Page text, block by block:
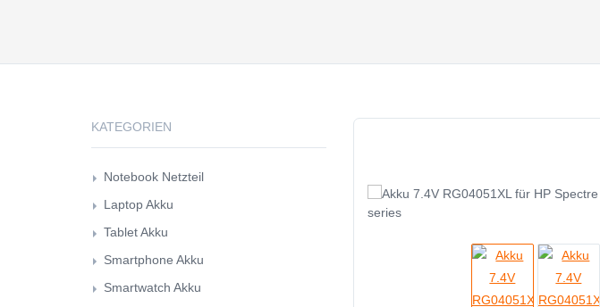
KATEGORIEN
Notebook Netzteil
Laptop Akku
Tablet Akku
Smartphone Akku
Smartwatch Akku